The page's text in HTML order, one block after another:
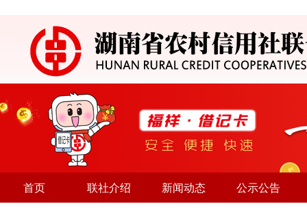
首页 联社介绍 新闻动态 公示公告